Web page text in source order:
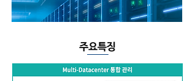
​주요특징